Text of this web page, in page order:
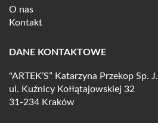
O nas
Kontakt
DANE KONTAKTOWE
"ARTEK’S” Katarzyna Przekop Sp. J.
ul. Kuźnicy Kołłątajowskiej 32
31-234 Kraków